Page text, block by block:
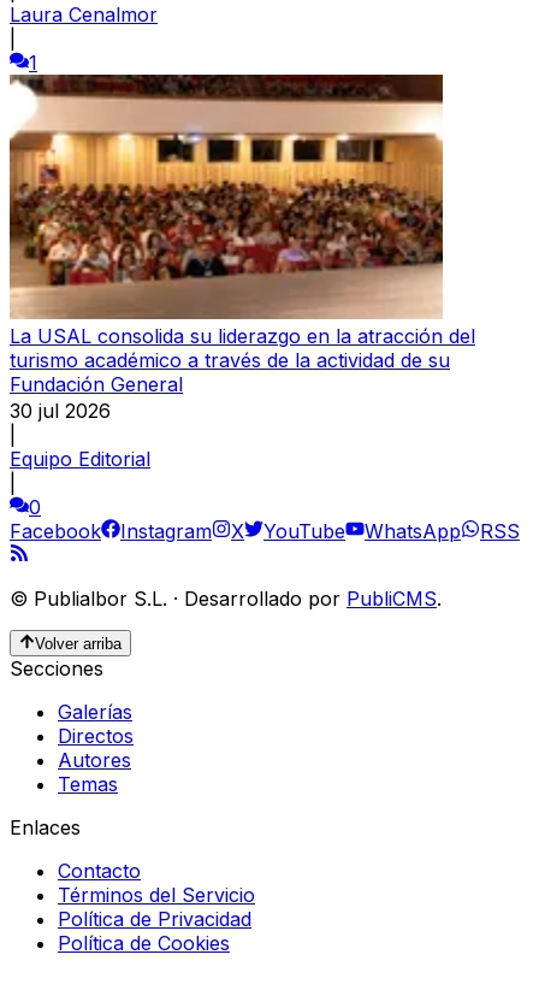
Laura Cenalmor
1
La USAL consolida su liderazgo en la atracción del
turismo académico a través de la actividad de su
Fundación General
30 jul 2026
Equipo Editorial
0
Facebook
Instagram X YouTube WhatsApp RSS
© Publialbor S.L. · Desarrollado por PubliCMS.
Volver arriba
Secciones
Galerías
Directos
Autores
Temas
Enlaces
Contacto
Términos del Servicio
Política de Privacidad
Política de Cookies